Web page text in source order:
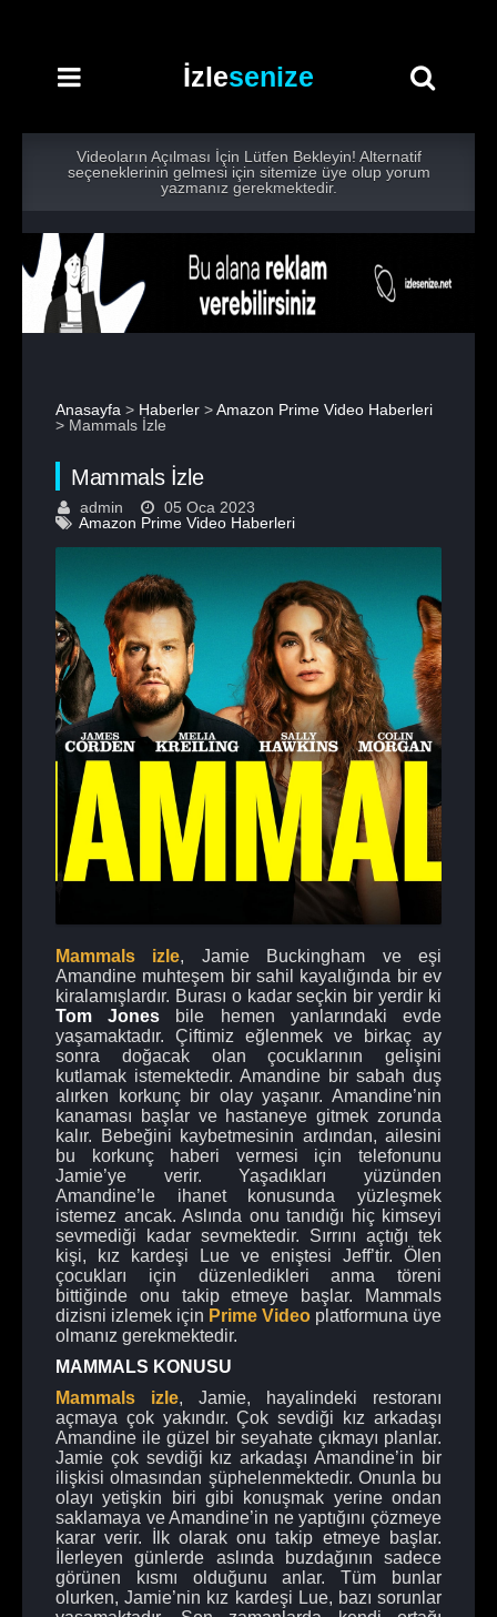
İzlesenize
Videoların Açılması İçin Lütfen Bekleyin! Alternatif
seçeneklerinin gelmesi için sitemize üye olup yorum
yazmanız gerekmektedir.
Anasayfa > Haberler >Amazon Prime Video Haberleri
> Mammals İzle
Mammals İzle
admin
05 Oca 2023
Amazon Prime Video Haberleri
Mammals izle, Jamie Buckingham ve eşi
Amandine muhteşem bir sahil kayalığında bir ev
kiralamışlardır. Burası o kadar seçkin bir yerdir ki
Tom Jones bile hemen yanlarındaki evde
yaşamaktadır. Çiftimiz eğlenmek ve birkaç ay
sonra doğacak olan çocuklarının gelişini
kutlamak istemektedir. Amandine bir sabah duş
alırken korkunç bir olay yaşanır. Amandine’nin
kanaması başlar ve hastaneye gitmek zorunda
kalır. Bebeğini kaybetmesinin ardından, ailesini
bu korkunç haberi vermesi için telefonunu
Jamie’ye verir. Yaşadıkları yüzünden
Amandine’le ihanet konusunda yüzleşmek
istemez ancak. Aslında onu tanıdığı hiç kimseyi
sevmediği kadar sevmektedir. Sırrını açtığı tek
kişi, kız kardeşi Lue ve eniştesi Jeff’tir. Ölen
çocukları için düzenledikleri anma töreni
bittiğinde onu takip etmeye başlar. Mammals
dizisni izlemek için Prime Video platformuna üye
olmanız gerekmektedir.
MAMMALS KONUSU
Mammals izle, Jamie, hayalindeki restoranı
açmaya çok yakındır. Çok sevdiği kız arkadaşı
Amandine ile güzel bir seyahate çıkmayı planlar.
Jamie çok sevdiği kız arkadaşı Amandine’in bir
ilişkisi olmasından şüphelenmektedir. Onunla bu
olayı yetişkin biri gibi konuşmak yerine ondan
saklamaya ve Amandine’in ne yaptığını çözmeye
karar verir. İlk olarak onu takip etmeye başlar.
İlerleyen günlerde aslında buzdağının sadece
görünen kısmı olduğunu anlar. Tüm bunlar
olurken, Jamie’nin kız kardeşi Lue, bazı sorunlar